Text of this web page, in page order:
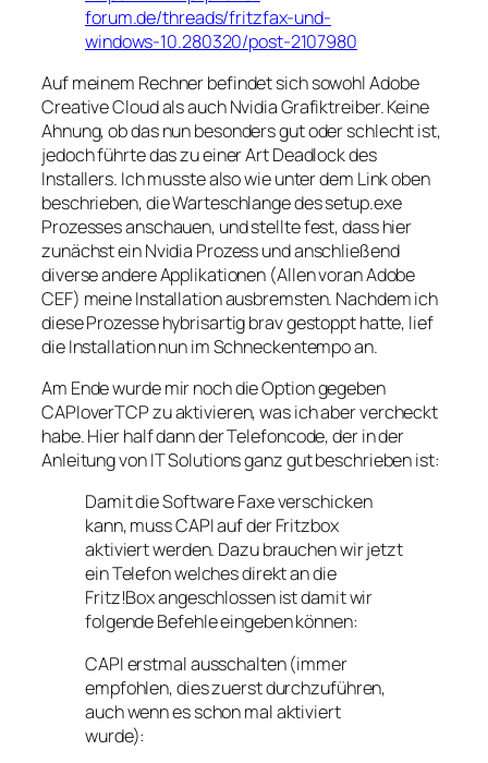
forum.de/threads/fritzfax-und-
windows-10.280320/post-2107980
Auf meinem Rechner befindet sich sowohl Adobe
Creative Cloud als auch Nvidia Grafiktreiber. Keine
Ahnung, ob das nun besonders gut oder schlecht ist,
jedoch führte das zu einer Art Deadlock des
Installers. Ich musste also wie unter dem Link oben
beschrieben, die Warteschlange des setup.exe
Prozesses anschauen, und stellte fest, dass hier
zunächst ein Nvidia Prozess und anschließend
diverse andere Applikationen (Allen voran Adobe
CEF) meine Installation ausbremsten. Nachdem ich
diese Prozesse hybrisartig brav gestoppt hatte, lief
die Installation nun im Schneckentempo an.
Am Ende wurde mir noch die Option gegeben
CAPIoverTCP zu aktivieren, was ich aber vercheckt
habe. Hier half dann der Telefoncode, der in der
Anleitung von IT Solutions ganz gut beschrieben ist:
Damit die Software Faxe verschicken
kann, muss CAPI auf der Fritzbox
aktiviert werden. Dazu brauchen wir jetzt
ein Telefon welches direkt an die
Fritz!Box angeschlossen ist damit wir
folgende Befehle eingeben können:
CAPI erstmal ausschalten (immer
empfohlen, dies zuerst durchzuführen,
auch wenn es schon mal aktiviert
wurde):